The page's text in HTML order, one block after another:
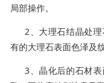
局部操作。
2、大理石结晶处
有的大理石表面色泽及
3、晶化后的石材